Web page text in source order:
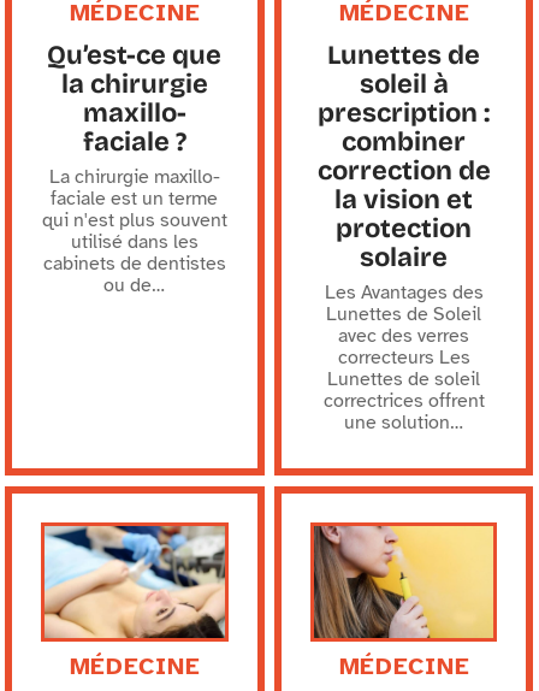
MÉDECINE
Qu’est-ce que
la chirurgie
maxillo-
faciale ?
La chirurgie maxillo-
faciale est un terme
qui n'est plus souvent
utilisé dans les
cabinets de dentistes
ou de…
MÉDECINE
Lunettes de
soleil à
prescription :
combiner
correction de
la vision et
protection
solaire
Les Avantages des
Lunettes de Soleil
avec des verres
correcteurs Les
Lunettes de soleil
correctrices offrent
une solution…
MÉDECINE MÉDECINE